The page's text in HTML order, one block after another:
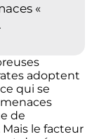
«
adoptent
qui se
de
le facteur